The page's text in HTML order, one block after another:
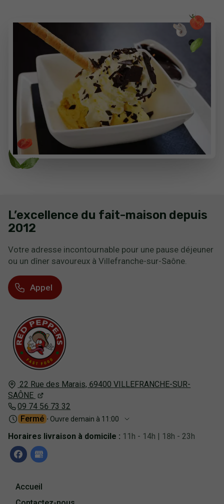
22 Rue des Marais, 69400 VILLEFRANCHE-SUR-
SAÔNE
09 74 56 73 32
Fermé ⋅ Ouvre demain à 11:00
Horaires livraison à domicile : 11h - 14h | 18h - 23h
Accueil
L’excellence du fait-maison depuis
2012
Votre adresse incontournable pour une pause déjeuner
ou un dîner savoureux à Villefranche-sur-Saône.
Appel